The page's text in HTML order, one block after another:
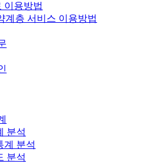
이용방법
계층 서비스 이용방법
분석
계 분석
분석